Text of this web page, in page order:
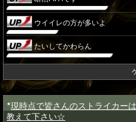
ウイイレの方が多いよ
たいしてかわらん
★現時点で皆さんのストライカー
教えて下さい☆